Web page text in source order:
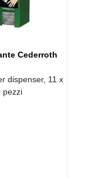
Cederroth
dispenser, 11 x
pezzi